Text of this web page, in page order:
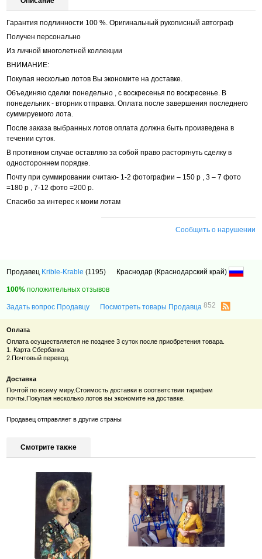
Гарантия подлинности 100 %. Оригинальный рукописный автограф
Получен персонально
Из личной многолетней коллекции
ВНИМАНИЕ:
Покупая несколько лотов Вы экономите на доставке.
Объединяю сделки понедельно , с воскресенья по воскресенье. В
понедельник - вторник отправка. Оплата после завершения последнего
суммируемого лота.
После заказа выбранных лотов оплата должна быть произведена в
течении суток.
В противном случае оставляю за собой право расторгнуть сделку в
одностороннем порядке.
Почту при суммировании считаю- 1-2 фотографии – 150 р , 3 – 7 фото
=180 р , 7-12 фото =200 р.
Спасибо за интерес к моим лотам
Сообщить о нарушении
Продавец Krible-Krable (1195) Краснодар (Краснодарский край)
100% положительных отзывов
Задать вопрос Продавцу Посмотреть товары Продавца852
Оплата
Оплата осуществляется не позднее 3 суток после приобретения товара.
1. Карта Сбербанка
2.Почтовый перевод.
Доставка
Почтой по всему миру.Стоимость доставки в соответствии тарифам
почты.Покупая несколько лотов вы экономите на доставке.
Продавец отправляет в другие страны
Смотрите также